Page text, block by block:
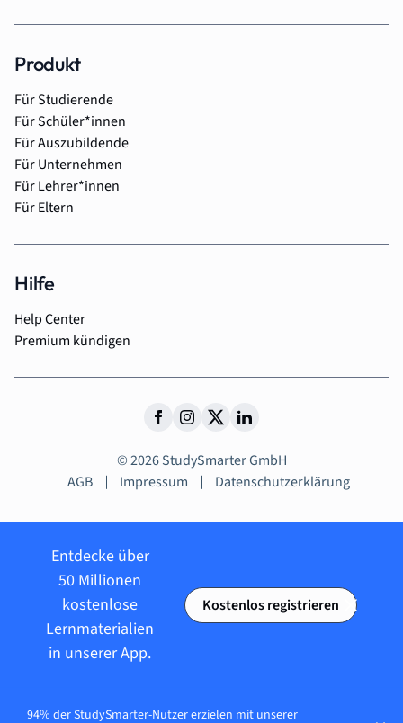
Produkt
Für Studierende
Für Schüler*innen
Für Auszubildende
Für Unternehmen
Für Lehrer*innen
Für Eltern
Hilfe
Help Center
Premium kündigen
© 2026 StudySmarter GmbH
AGB
Impressum Datenschutzerklärung
Entdecke über
50 Millionen
kostenlose
Lernmaterialien
in unserer App.
Kostenlos registrieren
94% der StudySmarter-Nutzer erzielen mit unserer